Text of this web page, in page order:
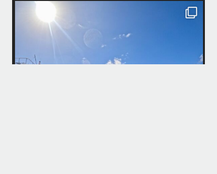
たくさんのご利用本当にありがとうございました
BBQにジェットスキー、バナナボート、SUP、パラセーリングなどな
ど…勇海号を拠点に色々お楽しみ頂きましたよ〜
海も荒れずにいい天気の中開催できたので何よりです
また来年もリピートして頂けたら嬉しいです